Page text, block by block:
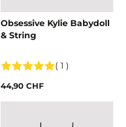
Obsessive Kylie Babydoll
& String
( 1 )
44,90 CHF